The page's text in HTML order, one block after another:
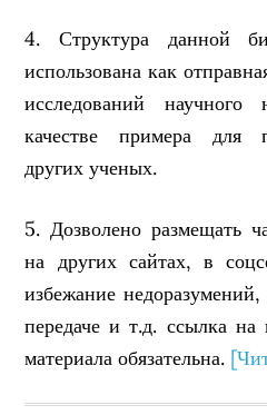
4. Структура данной
использована как
исследований
качестве примера для
других ученых.
5. Дозволено размещать
на других сайтах, в
избежание
передаче и т.д. ссылка на
материала обязательна.